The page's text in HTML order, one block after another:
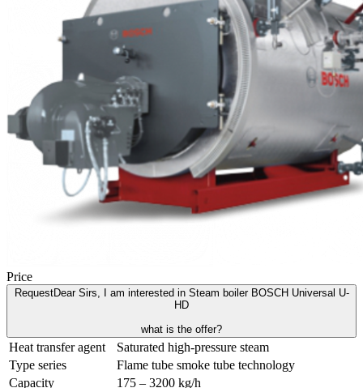
Price
RequestDear Sirs, I am interested in Steam boiler BOSCH Universal U-
HD
what is the offer?
Heat transfer agent
Saturated high-pressure steam
Type series
Flame tube smoke tube technology
Capacity
175 – 3200 kg/h